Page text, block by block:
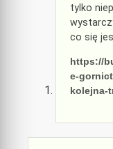
tylko
co się
https://
e-
kolejna-